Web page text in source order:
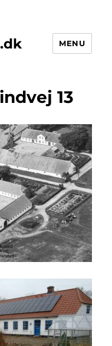
MENU
13